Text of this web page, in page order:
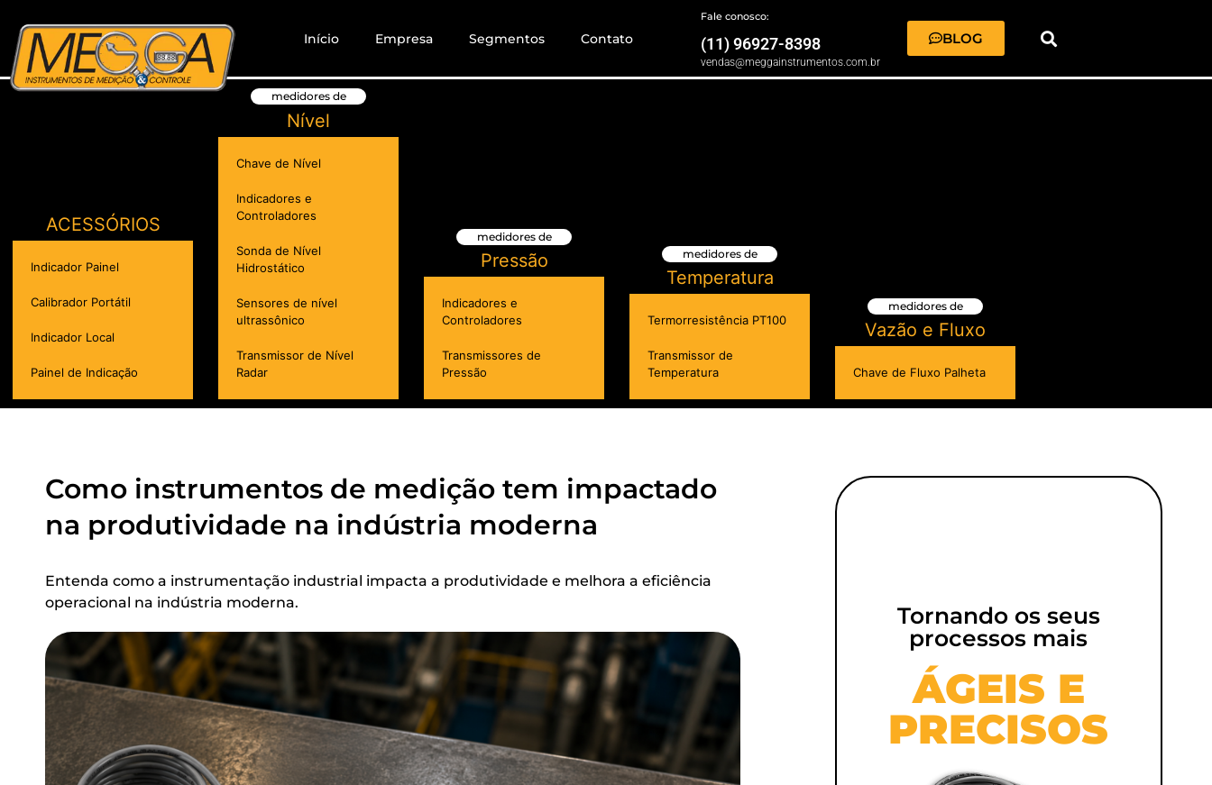
Início Empresa Segmentos Contato
Fale conosco:
(11) 96927-8398
vendas@meggainstrumentos.com.br
BLOG
ACESSÓRIOS
Indicador Painel
Calibrador Portátil
Indicador Local
Painel de Indicação
medidores de
Nível
Chave de Nível
Indicadores e
Controladores
Sonda de Nível
Hidrostático
Sensores de nível
ultrassônico
Transmissor de Nível
Radar
medidores de
Pressão
Indicadores e
Controladores
Transmissores de
Pressão
medidores de
Temperatura
Termorresistência PT100
Transmissor de
Temperatura
medidores de
Vazão e Fluxo
Chave de Fluxo Palheta
Como instrumentos de medição tem impactado
na produtividade na indústria moderna
Entenda como a instrumentação industrial impacta a produtividade e melhora a eficiência
operacional na indústria moderna.
Tornando os seus
processos mais
ÁGEIS E
PRECISOS